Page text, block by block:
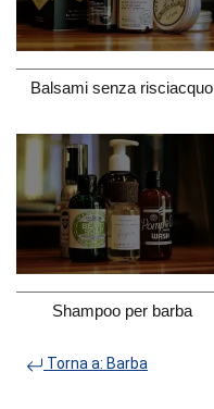
Balsami senza risciacquo
Shampoo per barba
Torna a: Barba